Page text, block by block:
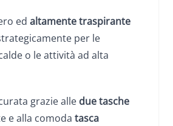
ed altamente traspirante
per le
o le attività ad alta
grazie alle due tasche
e alla comoda tasca